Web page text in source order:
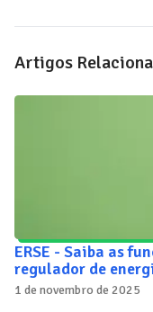
Artigos
ERSE - Saiba as
regulador de
1 de novembro de 2025